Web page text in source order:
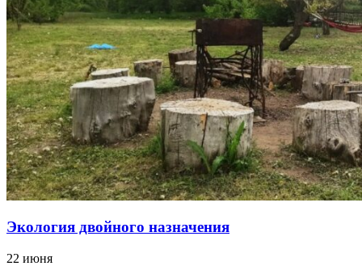
Экология двойного назначения
22 июня